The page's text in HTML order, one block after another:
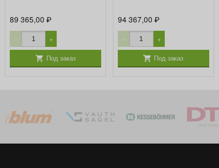
89 365,00₽
− +
Под заказ
94 367,00 ₽
− +
Под заказ